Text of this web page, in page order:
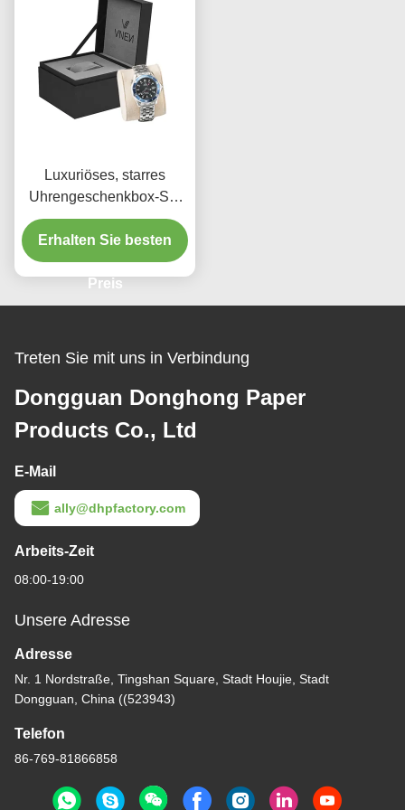
Luxuriöses, starres
Uhrengeschenkbox-Set
aus Karton mit Außen-
und Innenbox,
individuellem Logo, UV-
oder Silberfoliendruck,
Fabrik-Lieferant
Erhalten Sie besten
Preis
Treten Sie mit uns in Verbindung
Dongguan Donghong Paper
Products Co., Ltd
E-Mail
ally@dhpfactory.com
Arbeits-Zeit
08:00-19:00
Unsere Adresse
Adresse
Nr. 1 Nordstraße, Tingshan Square, Stadt Houjie, Stadt
Dongguan, China ((523943)
Telefon
86-769-81866858